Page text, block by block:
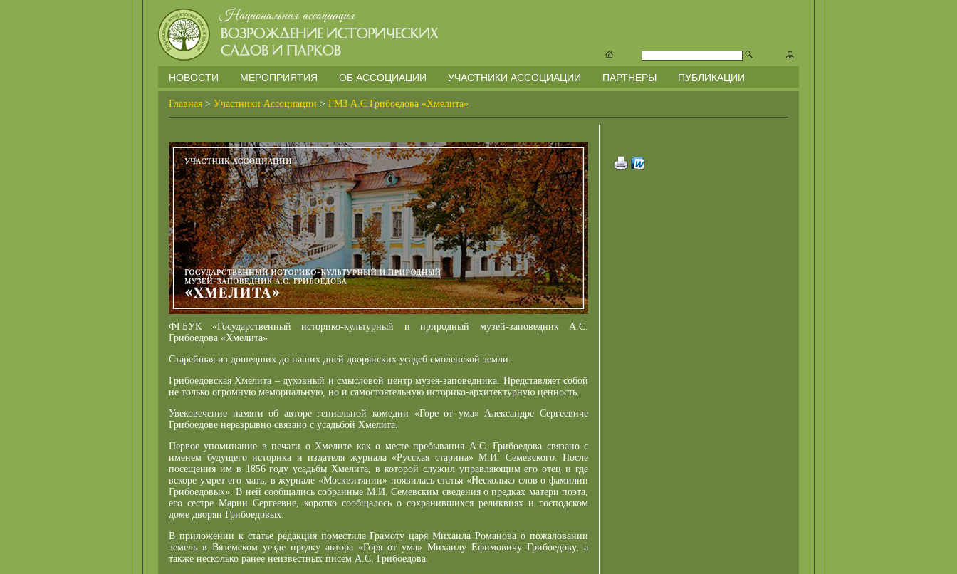
НОВОСТИ МЕРОПРИЯТИЯ ОБ АССОЦИАЦИИ УЧАСТНИКИ АССОЦИАЦИИ ПАРТНЕРЫ ПУБЛИКАЦИИ
Главная > Участники Ассоциации > ГМЗ А.С.Грибоедова «Хмелита»
ФГБУК «Государственный историко-культурный и природный музей-заповедник А.С.
Грибоедова «Хмелита»
Старейшая из дошедших до наших дней дворянских усадеб смоленской земли.
Грибоедовская Хмелита – духовный и смысловой центр музея-заповедника. Представляет собой
не только огромную мемориальную, но и самостоятельную историко-архитектурную ценность.
Увековечение памяти об авторе гениальной комедии «Горе от ума» Александре Сергеевиче
Грибоедове неразрывно связано с усадьбой Хмелита.
Первое упоминание в печати о Хмелите как о месте пребывания А.С. Грибоедова связано с
именем будущего историка и издателя журнала «Русская старина» М.И. Семевского. После
посещения им в 1856 году усадьбы Хмелита, в которой служил управляющим его отец и где
вскоре умрет его мать, в журнале «Москвитянин» появилась статья «Несколько слов о фамилии
Грибоедовых». В ней сообщались собранные М.И. Семевским сведения о предках матери поэта,
его сестре Марии Сергеевне, коротко сообщалось о сохранившихся реликвиях и господском
доме дворян Грибоедовых.
В приложении к статье редакция поместила Грамоту царя Михаила Романова о пожаловании
земель в Вяземском уезде предку автора «Горя от ума» Михаилу Ефимовичу Грибоедову, а
также несколько ранее неизвестных писем А.С. Грибоедова.